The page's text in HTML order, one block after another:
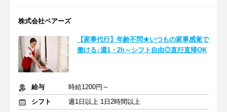
株式会社ベアーズ
【家事代行】年齢不問★いつもの家事感覚で
働ける♪週1・2h～シフト自由◎直行直帰OK
給与
時給1200円～
シフト
週1日以上 1日2時間以上